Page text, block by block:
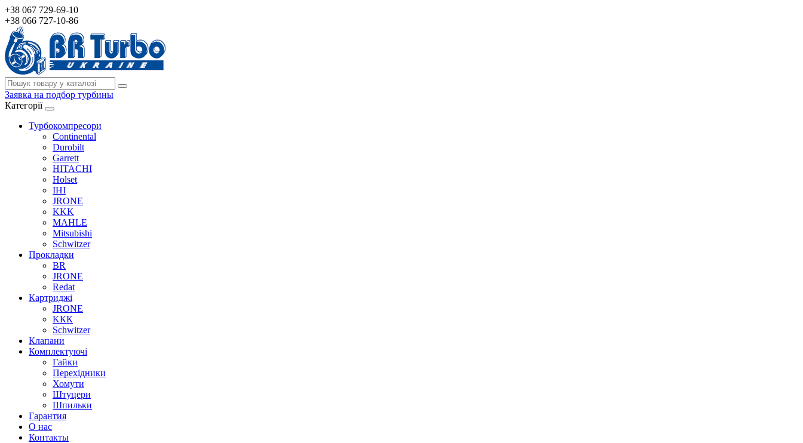
+38 067 729-69-10
+38 066 727-10-86
Заявка на подбор турбины
Категорії
Турбокомпресори
Continental
Durobilt
Garrett
HITACHI
Holset
IHI
JRONE
KKK
MAHLE
Mitsubishi
Schwitzer
Прокладки
BR
JRONE
Redat
Картриджі
JRONE
KКК
Schwitzer
Клапани
Комплектуючі
Гайки
Перехідники
Хомути
Штуцери
Шпильки
Гарантия
О нас
Контакты